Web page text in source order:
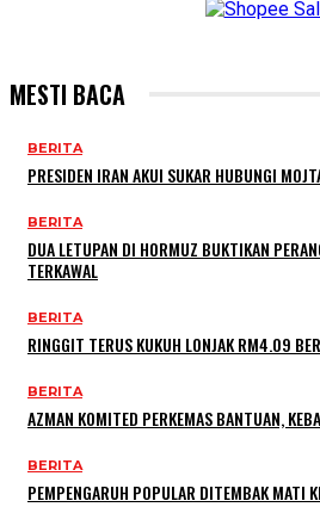
MESTI BACA
BERITA
PRESIDEN IRAN AKUI SUKAR HUBUNGI
BERITA
DUA LETUPAN DI HORMUZ BUKTIKAN
TERKAWAL
BERITA
RINGGIT TERUS KUKUH LONJAK RM4.09
BERITA
AZMAN KOMITED PERKEMAS BANTUAN,
BERITA
PEMPENGARUH POPULAR DITEMBAK MATI